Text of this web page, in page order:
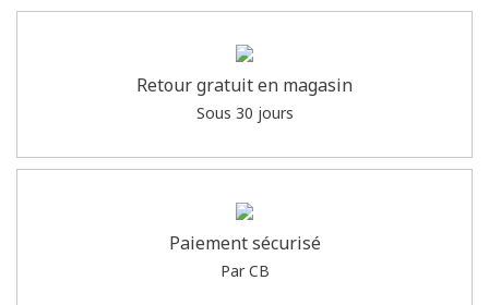
Retour gratuit en magasin
Sous 30 jours
Paiement sécurisé
Par CB